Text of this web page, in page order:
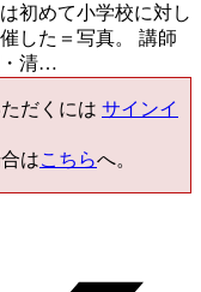
初めて小学校に対し
した＝写真。 講師
・清…
だくには サインイ
はこちらへ。